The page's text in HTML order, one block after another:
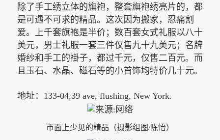
除了手工绣立体的旗袍，整套旗袍绣亮片的，都
是可遇不可求的精品。这次因为搬家，忍痛割
爱。上千套旗袍是半价；数百套女式礼服以八十
美元，男士礼服一套三件仅售九十九美元；名牌
婚纱和手工的褂子，都过千元，仅售二百元。而
且玉石、水晶、磁石等的小首饰均特价几十元。
地址： 133-04,39 ave, flushing, New York.
市面上少见的精品（摄影组图/陈怡）